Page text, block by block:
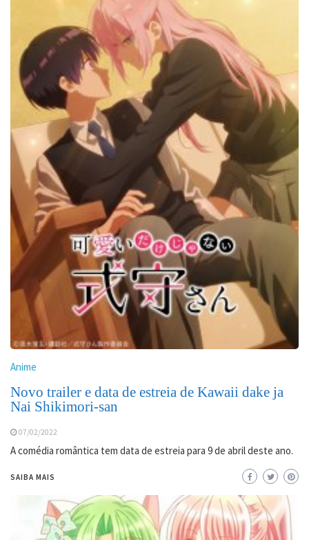
Anime
Novo trailer e data de estreia de Kawaii dake ja
Nai Shikimori-san
07/02/2022
A comédia romântica tem data de estreia para 9 de abril deste ano.
SAIBA MAIS